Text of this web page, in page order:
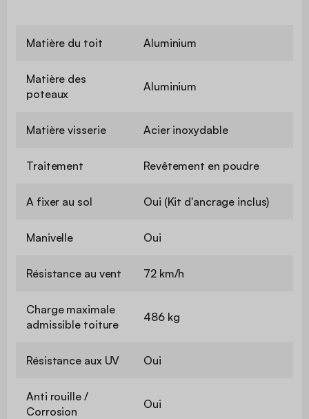
Matière du toit Aluminium
Matière des
poteaux
Aluminium
Matière visserie Acier inoxydable
Traitement Revêtement en poudre
A fixer au sol Oui (Kit d'ancrage inclus)
Manivelle Oui
Résistance au vent 72 km/h
Charge maximale
admissible toiture
486 kg
Résistance aux UV Oui
Anti rouille /
Corrosion
Oui